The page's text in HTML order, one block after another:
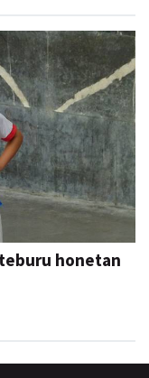
honetan